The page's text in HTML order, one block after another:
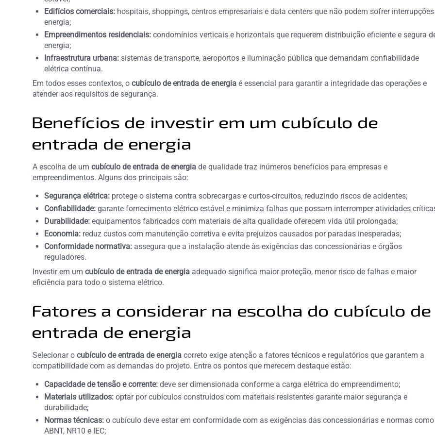
Edifícios comerciais: hospitais, shoppings, centros empresariais e data centers que não podem sofrer
energia;
Empreendimentos residenciais: condomínios verticais e horizontais que requerem distribuição eficiente e segura
energia;
Infraestrutura urbana: sistemas de transporte, aeroportos e iluminação pública que demandam confiabilidade
elétrica contínua.
Em todos esses contextos, ocubículo de entrada de energia é essencial para garantir a integridade das operações e
atender aos requisitos de segurança.
Benefícios de investir em um cubículo de
entrada de energia
A escolha de umcubículo de entrada de energia de qualidade traz inúmeros benefícios para empresas e
empreendimentos. Alguns dos principais são:
Segurança elétrica: protege o sistema contra sobrecargas e curtos-circuitos, reduzindo riscos de acidentes;
Confiabilidade: garante fornecimento elétrico estável e minimiza falhas que possam interromper atividades
Durabilidade: equipamentos fabricados com materiais de alta qualidade oferecem vida útil prolongada;
Economia: reduz custos com manutenção corretiva e evita prejuízos causados por paradas inesperadas;
Conformidade normativa: assegura que a instalação atende às exigências das concessionárias e órgãos
reguladores.
Investir em umcubículo de entrada de energia adequado significa maior proteção, menor risco de falhas e maior
eficiência para todo o sistema elétrico.
Fatores a considerar na escolha do cubículo de
entrada de energia
Selecionar o cubículo de entrada de energia correto exige atenção a fatores técnicos e regulatórios que garantem a
compatibilidade com as demandas do projeto. Entre os pontos que merecem destaque estão:
Capacidade de tensão e corrente: deve ser dimensionada conforme a carga elétrica do empreendimento;
Materiais utilizados: optar por cubículos construídos com materiais resistentes garante maior segurança e
durabilidade;
Normas técnicas: o cubículo deve estar em conformidade com as exigências das concessionárias e normas como
ABNT, NR10 e IEC;